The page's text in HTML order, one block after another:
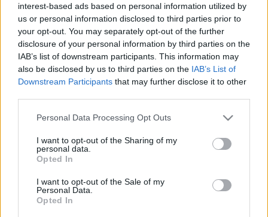
interest-based ads based on personal information utilized by
us or personal information disclosed to third parties prior to
your opt-out. You may separately opt-out of the further
disclosure of your personal information by third parties on the
IAB’s list of downstream participants. This information may
also be disclosed by us to third parties on the IAB’s List of
Downstream Participants that may further disclose it to other
Please note that this website/app uses one or more Google
not limited to your visit or usage behaviour. You may click to
grant or deny consent to Google and its third-party tags to
use your data for below specified purposes in below Google
consent section.
Personal Data Processing Opt Outs
I want to opt-out of the Sharing of my
personal data.
Opted In
I want to opt-out of the Sale of my
Personal Data.
Opted In
VILÁGFOCI
17 év után otthagyja Európát a
legendás brazil játékos - hivatalos
VILÁGFOCI
Copa América: Argentína hivatalos
panaszt nyújtott be a játékvezetői
ítéletek miatt - videók